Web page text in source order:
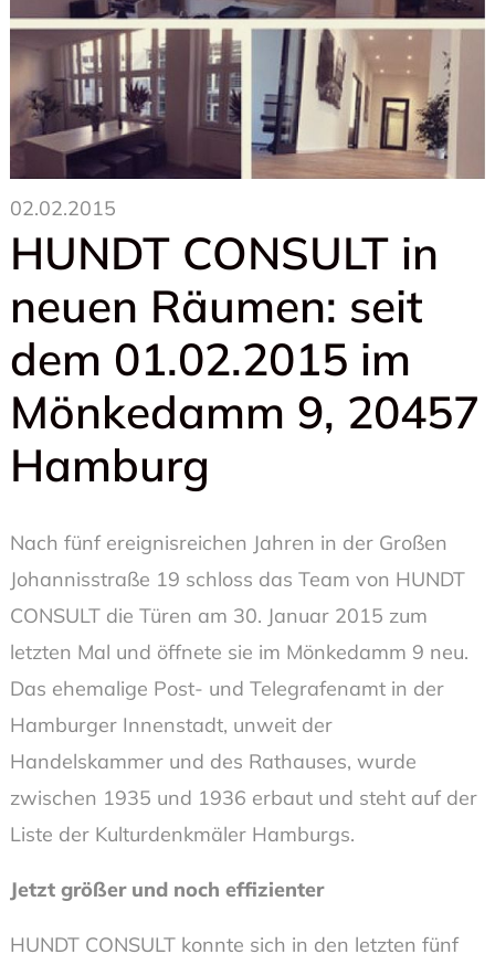
02.02.2015
HUNDT CONSULT in
neuen Räumen: seit
dem 01.02.2015 im
Mönkedamm 9, 20457
Hamburg
Nach fünf ereignisreichen Jahren in der Großen
Johannisstraße 19 schloss das Team von HUNDT
CONSULT die Türen am 30. Januar 2015 zum
letzten Mal und öffnete sie im Mönkedamm 9 neu.
Das ehemalige Post- und Telegrafenamt in der
Hamburger Innenstadt, unweit der
Handelskammer und des Rathauses, wurde
zwischen 1935 und 1936 erbaut und steht auf der
Liste der Kulturdenkmäler Hamburgs.
Jetzt größer und noch effizienter
HUNDT CONSULT konnte sich in den letzten fünf